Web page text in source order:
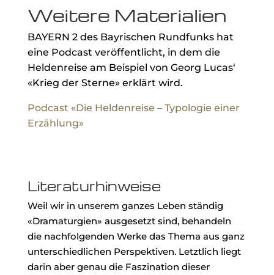
Weitere Materialien
BAYERN 2 des Bayrischen Rundfunks hat
eine Podcast veröffentlicht, in dem die
Heldenreise am Beispiel von Georg Lucas‘
«Krieg der Sterne» erklärt wird.
Podcast «Die Heldenreise – Typologie einer
Erzählung»
Literaturhinweise
Weil wir in unserem ganzes Leben ständig
«Dramaturgien» ausgesetzt sind, behandeln
die nachfolgenden Werke das Thema aus ganz
unterschiedlichen Perspektiven. Letztlich liegt
darin aber genau die Faszination dieser